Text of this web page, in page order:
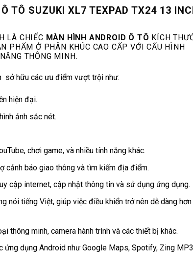
TÔ SUZUKI XL7 TEXPAD TX24 13
LÀ CHIẾC MÀN HÌNH ANDROID Ô TÔ KÍCH
PHẨM Ở PHÂN KHÚC CAO CẤP VỚI CẤU HÌNH
THÔNG MINH.
sở hữu các ưu điểm vượt trội như:
hiện đại.
ảnh sắc nét.
, chơi game, và nhiều tính năng khác.
cảnh báo giao thông và tìm kiếm địa điểm.
cập internet, cập nhật thông tin và sử dụng ứng dụng.
nói tiếng Việt, giúp việc điều khiển trở nên dễ dàng
thông minh, camera hành trình và các thiết bị khác.
dụng Android như Google Maps, Spotify, Zing